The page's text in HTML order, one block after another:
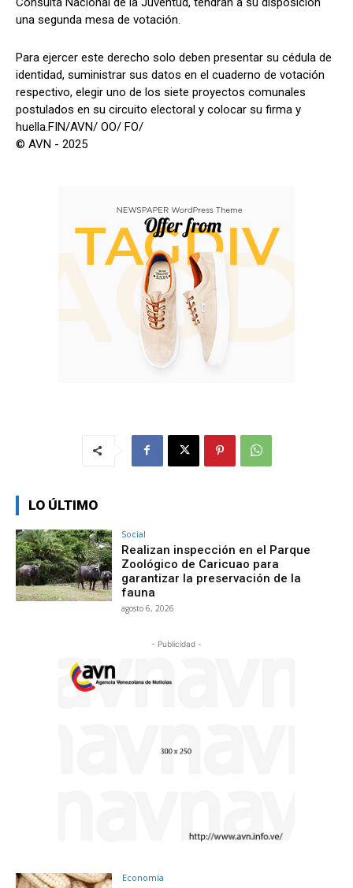
una segunda mesa de votación.
Para ejercer este derecho solo deben presentar su cédula de
identidad, suministrar sus datos en el cuaderno de votación
respectivo, elegir uno de los siete proyectos comunales
postulados en su circuito electoral y colocar su firma y
huella.FIN/AVN/ OO/ FO/
© AVN - 2025
LO ÚLTIMO
Social
Realizan inspección en el Parque
Zoológico de Caricuao para
garantizar la preservación de la
fauna
agosto 6, 2026
- Publicidad -
Economía